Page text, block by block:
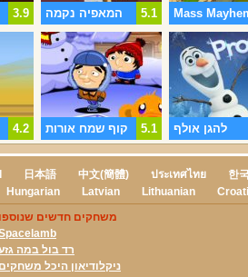
3.9 5.1 המאפיה נקמה Mass
4.2 5.1 קוף שמח אורות להגן אולף
日本語 中文(簡體) ประเทศไทย 한
Hungarian Latvian Lithuanian
משחקים חדשים שנוספו
רד בול במה
ניקלודיאון היכל משחקים